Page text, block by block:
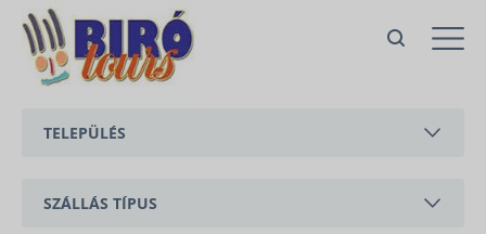
TELEPÜLÉS
SZÁLLÁS TÍPUS
Nr 46-1 Max apartman - 600 méterre a
strandtól
Vonyarcvashegy,
erkel ferenc
Ajánlatkérés